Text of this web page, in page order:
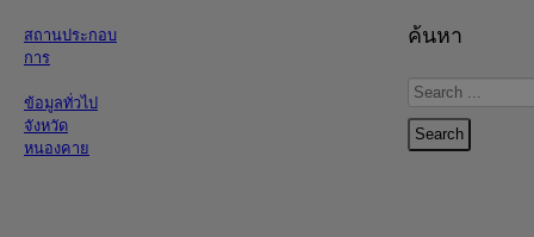
สถานประกอบ
การ
ข้อมูลทั่วไป
จังหวัด
หนองคาย
ค้นหา
Search
...
Search